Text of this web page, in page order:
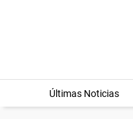
Últimas Noticias